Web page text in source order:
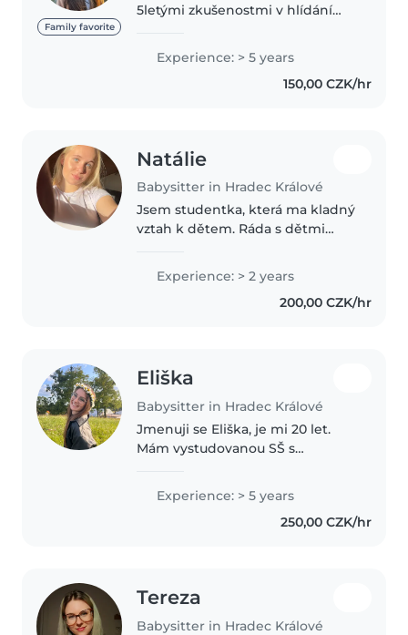
Family favorite
5letými zkušenostmi v hlídání
připravena poskytnout dětem
bezpečné a podnětné prostředí,
Experience: > 5 years
150,00 CZK/hr
Natálie
Babysitter in Hradec Králové
Jsem studentka, která ma kladný
vztah k dětem. Ráda s dětmi
jiny zajímavý program. V
uplynulém roce jsem také pro
děti pořádala výtvarné dílny k
Experience: > 2 years
200,00 CZK/hr
Eliška
Babysitter in Hradec Králové
Jmenuji se Eliška, je mi 20 let.
Mám vystudovanou SŠ s
S hlídáním dětí mám
dlouhodobou zkušenost,
nedozdila jsem i na letní tábory
Experience: > 5 years
250,00 CZK/hr
Tereza
Babysitter in Hradec Králové